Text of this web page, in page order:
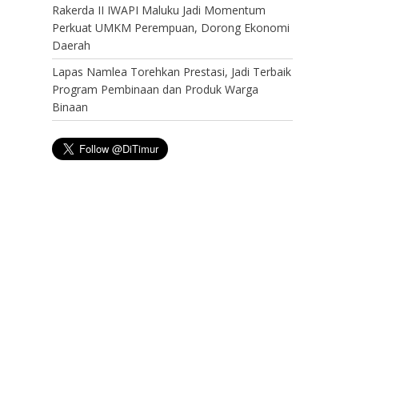
Rakerda II IWAPI Maluku Jadi Momentum
Perkuat UMKM Perempuan, Dorong Ekonomi
Daerah
Lapas Namlea Torehkan Prestasi, Jadi Terbaik
Program Pembinaan dan Produk Warga
Binaan